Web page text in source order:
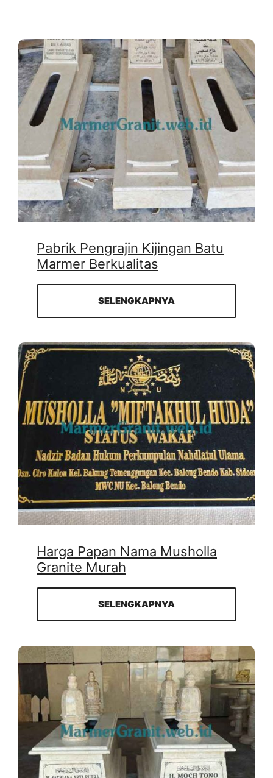
Pabrik Pengrajin Kijingan Batu
Marmer Berkualitas
SELENGKAPNYA
Harga Papan Nama Musholla
Granite Murah
SELENGKAPNYA